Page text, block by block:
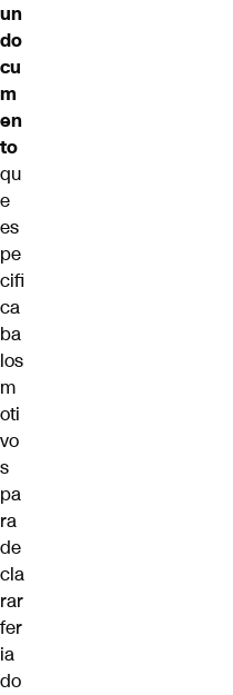
un
do
cu
m
en
to
qu
e
es
pe
cifi
ca
ba
los
m
oti
vo
s
pa
ra
de
cla
rar
fer
ia
do